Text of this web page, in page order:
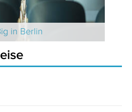
in Berlin